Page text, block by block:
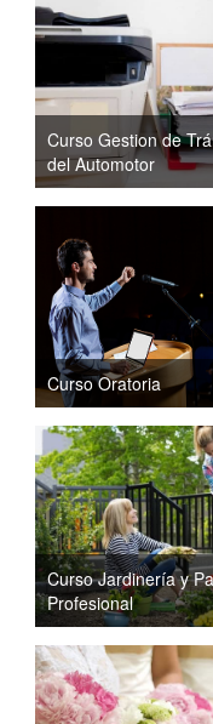
Curso Gestion de
del Automotor
Curso Oratoria
Curso Jardinería y
Profesional